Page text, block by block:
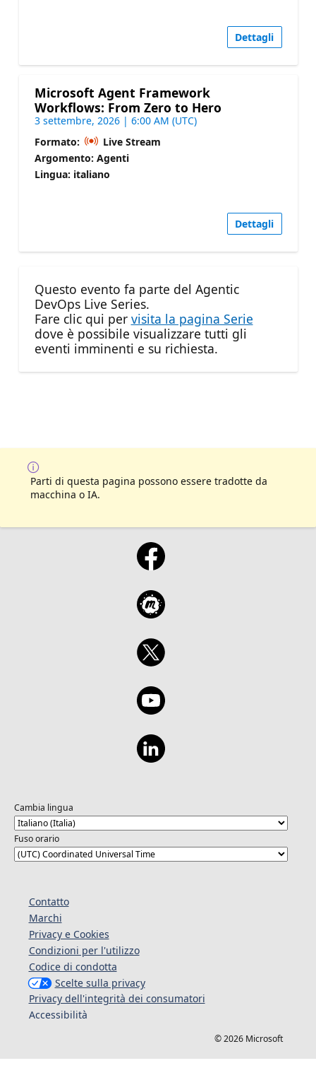
Dettagli
Microsoft Agent Framework
Workflows: From Zero to Hero
3 settembre, 2026 | 6:00 AM (UTC)
Formato:
Live Stream
Argomento: Agenti
Lingua: italiano
Dettagli
Questo evento fa parte del Agentic
DevOps Live Series.
Fare clic qui per visita la pagina Serie
dove è possibile visualizzare tutti gli
eventi imminenti e su richiesta.
Parti di questa pagina possono essere tradotte da
macchina o IA.
Cambia lingua
Fuso orario
Contatto
Marchi
Privacy e Cookies
Condizioni per l'utilizzo
Codice di condotta
Scelte sulla privacy
Privacy dell'integrità dei consumatori
Accessibilità
© 2026 Microsoft